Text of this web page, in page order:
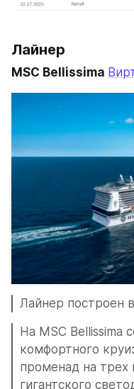
Лайнер
MSC Bellissima
Лайнер построен в
На MSC Bellissima
комфортного
променад на трех
гигантского